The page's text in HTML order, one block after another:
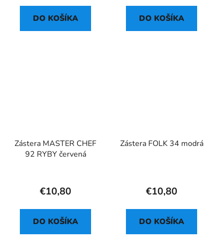
DO KOŠÍKA DO KOŠÍKA
Zástera MASTER CHEF
92 RYBY červená
€10,80
DO KOŠÍKA
Zástera FOLK 34 modrá
€10,80
DO KOŠÍKA